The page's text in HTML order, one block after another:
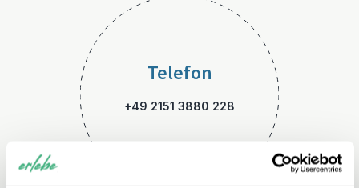
Telefon
+49 2151 3880 228